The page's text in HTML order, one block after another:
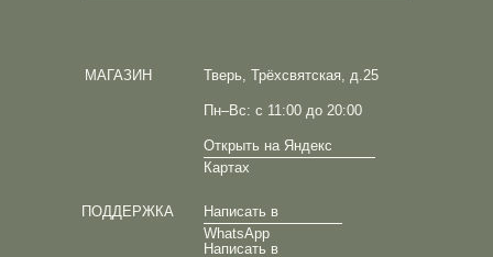
Тверь, Трёхсвятская, д.25
Пн–Вс: с 11:00 до 20:00
Открыть на Яндекс
Картах
МАГАЗИН
ПОДДЕРЖКА
Написать в
WhatsApp
Написать в